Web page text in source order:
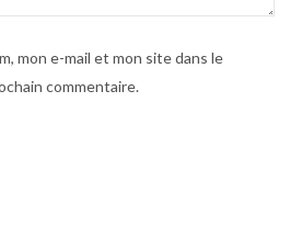
mon e-mail et mon site dans le
commentaire.